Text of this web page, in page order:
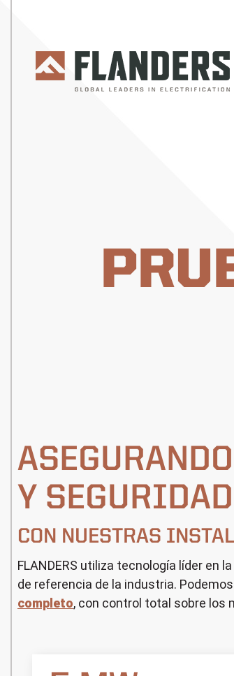
Y
CON NUESTRAS
FLANDERS utiliza tecnología líder en
de referencia de la industria.
completo, con control total sobre los